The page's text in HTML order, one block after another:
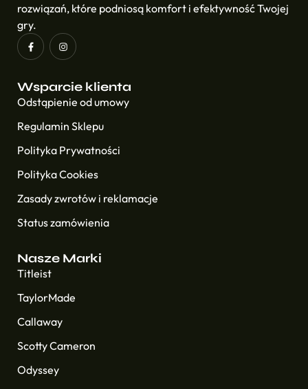
rozwiązań, które podniosą komfort i efektywność Twojej
gry.
Wsparcie klienta
Odstąpienie od umowy
Regulamin Sklepu
Polityka Prywatności
Polityka Cookies
Zasady zwrotów i reklamacje
Status zamówienia
Nasze Marki
Titleist
TaylorMade
Callaway
Scotty Cameron
Odyssey